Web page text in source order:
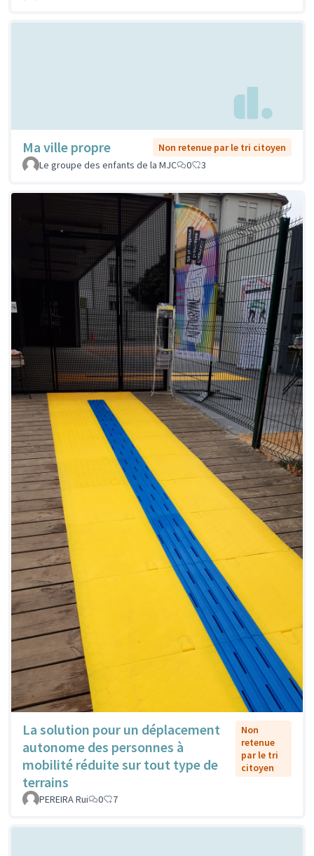
Ma ville propre
Non retenue par le tri citoyen
Le groupe des enfants de la MJC
0 3
La solution pour un déplacement
autonome des personnes à
mobilité réduite sur tout type de
terrains
Non
retenue
par le tri
citoyen
PEREIRA Rui 0 7